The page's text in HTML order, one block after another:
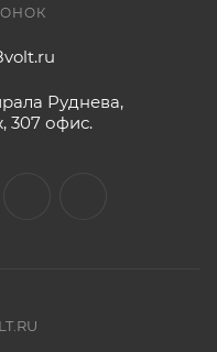
Руднева,
307 офис.